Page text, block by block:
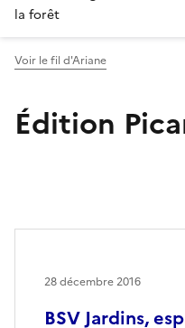
la forêt
Voir le fil d'Ariane
Édition
BSV Jardins,
28 décembre 2016